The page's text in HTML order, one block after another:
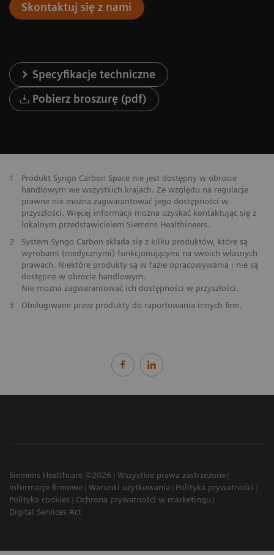
Skontaktuj się z nami
Specyfikacje techniczne
Pobierz broszurę (pdf)
1
Produkt Syngo Carbon Space nie jest dostępny w obrocie
handlowym we wszystkich krajach. Ze względu na regulacje
prawne nie można zagwarantować jego dostępności w
przyszłości. Więcej informacji można uzyskać kontaktując się z
lokalnym przedstawicielem Siemens Healthineers.
2
System Syngo Carbon składa się z kilku produktów, które są
wyrobami (medycznymi) funkcjonującymi na swoich własnych
prawach. Niektóre produkty są w fazie opracowywania i nie są
dostępne w obrocie handlowym.
Nie można zagwarantować ich dostępności w przyszłości.
3
Obsługiwane przez produkty do raportowania innych firm.
Siemens Healthcare ©2026
Wszystkie prawa zastrzeżone
Informacje firmowe
Warunki użytkowania
Polityka prywatności
Polityka cookies
Ochrona prywatności w marketingu
Digital Services Act